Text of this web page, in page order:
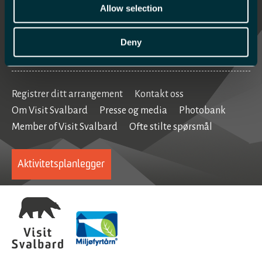
Allow selection
Deny
Se og gjøre
Home
Registrer ditt arrangement
Kontakt oss
Om Visit Svalbard
Presse og media
Photobank
Member of Visit Svalbard
Ofte stilte spørsmål
Aktivitetsplanlegger